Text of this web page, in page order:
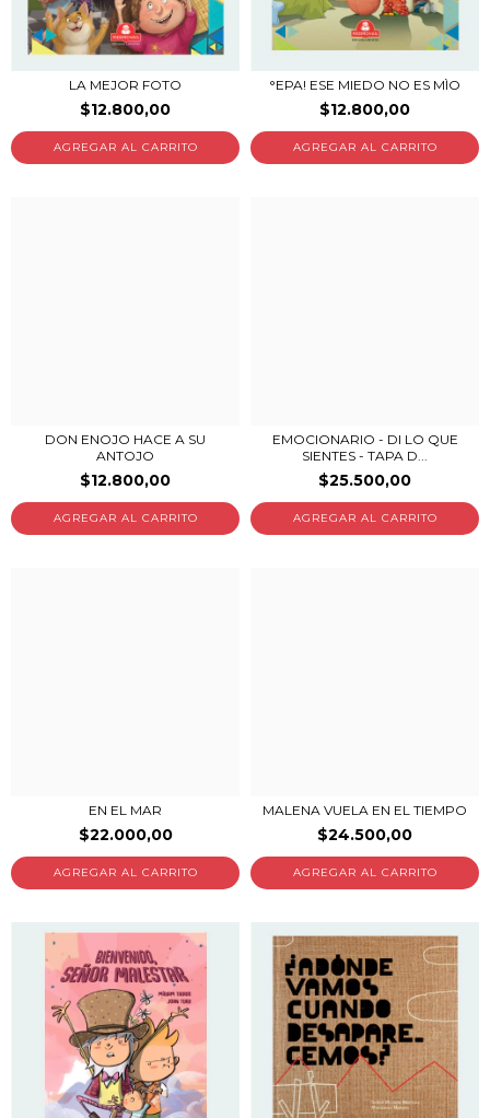
LA MEJOR FOTO
$12.800,00
°EPA! ESE MIEDO NO ES MÌO
$12.800,00
DON ENOJO HACE A SU
ANTOJO
$12.800,00
EMOCIONARIO - DI LO QUE
SIENTES - TAPA D...
$25.500,00
EN EL MAR
$22.000,00
MALENA VUELA EN EL TIEMPO
$24.500,00